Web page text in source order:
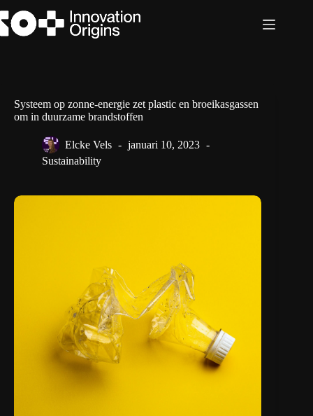
naar
de
Systeem op zonne-energie zet plastic en broeikasgassen
om in duurzame brandstoffen
Elcke Vels
januari 10, 2023
Sustainability